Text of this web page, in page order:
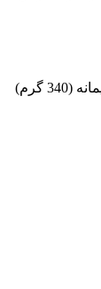
چه موادی لازم داریم؟ کلم قمری / 2 عدد (460 گرم) روغن مایع، نمک و فلفل / به مقدارلازم پیاز (خرد شده) / 4 عدد (560 گرم) سبزی / 1 کیلوگرم (تره، جعفری، گشنیز، ترخان، مرزه) ماش / 2 پیمانه (340 گرم)